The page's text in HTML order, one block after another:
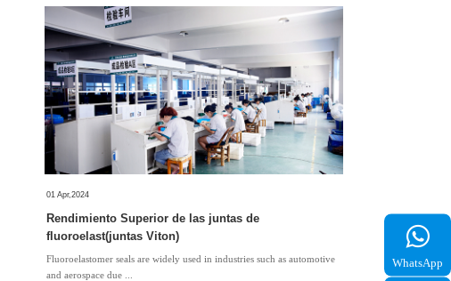
01 Apr,2024
Rendimiento Superior de las juntas de
fluoroelast(juntas Viton)
​Fluoroelastomer seals are widely used in industries such as automotive
and aerospace due ...
WhatsApp